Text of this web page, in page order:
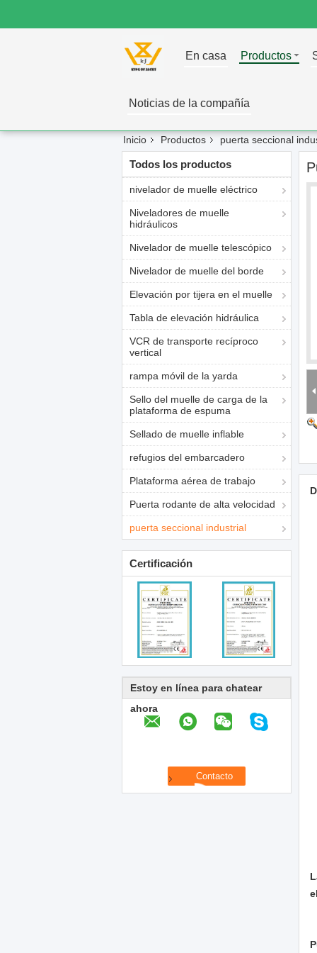
En casa Productos
Noticias de la compañía
Inicio Productos puerta seccional
Todos los productos
nivelador de muelle eléctrico
Niveladores de muelle
hidráulicos
Nivelador de muelle telescópico
Nivelador de muelle del borde
Elevación por tijera en el muelle
Tabla de elevación hidráulica
VCR de transporte recíproco
vertical
rampa móvil de la yarda
Sello del muelle de carga de la
plataforma de espuma
Sellado de muelle inflable
refugios del embarcadero
Plataforma aérea de trabajo
Puerta rodante de alta velocidad
puerta seccional industrial
Certificación
Estoy en línea para chatear
ahora